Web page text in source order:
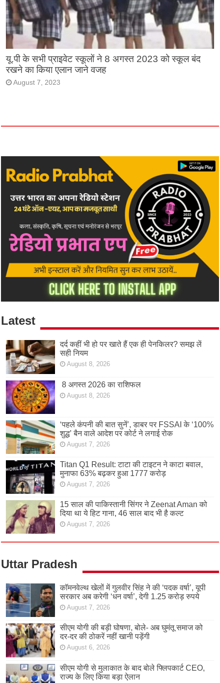
यू.पी के सभी प्राइवेट स्कूलों ने 8 अगस्त 2023 को स्कूल बंद
रखने का किया एलान जाने वजह
August 7, 2023
Latest
दर्द कहीं भी हो पर खाते हैं एक ही पेनकिलर? समझ लें
सही नियम
August 8, 2026
8 अगस्त 2026 का राशिफल
August 8, 2026
‘पहले कंपनी की बात सुनें’, डाबर पर FSSAI के ‘100%
शुद्ध’ बैन वाले आदेश पर कोर्ट ने लगाई रोक
August 7, 2026
Titan Q1 Result: टाटा की टाइटन ने काटा बवाल,
मुनाफा 63% बढ़कर हुआ 1777 करोड़
August 7, 2026
15 साल की पाकिस्तानी सिंगर ने Zeenat Aman को
दिया था ये हिट गाना, 46 साल बाद भी है कल्ट
August 7, 2026
Uttar Pradesh
कॉमनवेल्थ खेलों में गुलवीर सिंह ने की ‘पदक वर्षा’, यूपी
सरकार अब करेगी ‘धन वर्षा’, देगी 1.25 करोड़ रुपये
August 7, 2026
सीएम योगी की बड़ी घोषणा, बोले- अब घुमंतू समाज को
दर-दर की ठोकरें नहीं खानी पड़ेंगी
August 6, 2026
सीएम योगी से मुलाकात के बाद बोले फ्लिपकार्ट CEO,
राज्य के लिए किया बड़ा ऐलान